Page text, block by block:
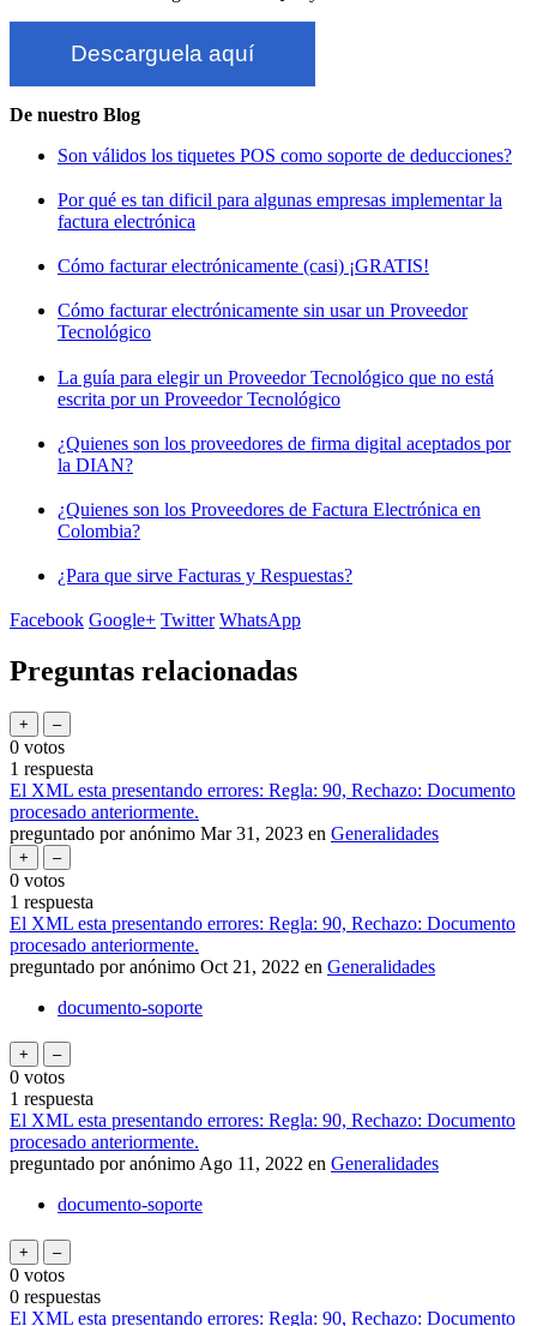
Descarguela aquí
De nuestro Blog
Son válidos los tiquetes POS como soporte de deducciones?
Por qué es tan dificil para algunas empresas implementar la
factura electrónica
Cómo facturar electrónicamente (casi) ¡GRATIS!
Cómo facturar electrónicamente sin usar un Proveedor
Tecnológico
La guía para elegir un Proveedor Tecnológico que no está
escrita por un Proveedor Tecnológico
¿Quienes son los proveedores de firma digital aceptados por
la DIAN?
¿Quienes son los Proveedores de Factura Electrónica en
Colombia?
¿Para que sirve Facturas y Respuestas?
Facebook Google+ Twitter WhatsApp
Preguntas relacionadas
0 votos
1 respuesta
El XML esta presentando errores: Regla: 90, Rechazo: Documento
procesado anteriormente.
preguntado poranónimo Mar 31, 2023 en Generalidades
0 votos
1 respuesta
El XML esta presentando errores: Regla: 90, Rechazo: Documento
procesado anteriormente.
preguntado poranónimo Oct 21, 2022 en Generalidades
documento-soporte
0 votos
1 respuesta
El XML esta presentando errores: Regla: 90, Rechazo: Documento
procesado anteriormente.
preguntado poranónimo Ago 11, 2022 en Generalidades
documento-soporte
0 votos
0 respuestas
El XML esta presentando errores: Regla: 90, Rechazo: Documento